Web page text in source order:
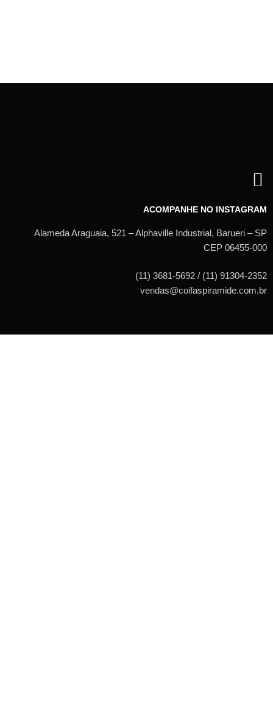
ACOMPANHE NO INSTAGRAM
Alameda Araguaia, 521 – Alphaville Industrial, Barueri – SP
CEP 06455-000
(11) 3681-5692 / (11) 91304-2352
vendas@coifaspiramide.com.br